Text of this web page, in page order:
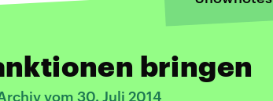
bringen
vom 30. Juli 2014